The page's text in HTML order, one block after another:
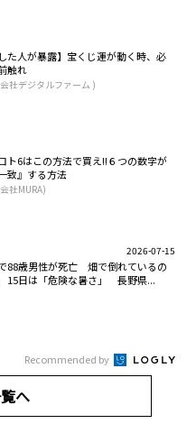
た人が暴露】宝くじ運が動く時、必
触れ
社デジタルファーム )
ト6はこの方法で買え!!６つの数字が
致』する方法
社MURA)
2026-07-15
88歳男性が死亡 畑で倒れているの
15日は「危険な暑さ」 長野県...
Recommended by
へ